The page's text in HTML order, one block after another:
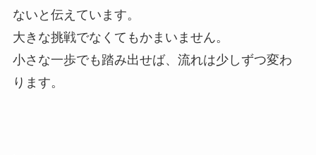
ないと伝えています。
大きな挑戦でなくてもかまいません。
小さな一歩でも踏み出せば、流れは少しずつ変わ
ります。